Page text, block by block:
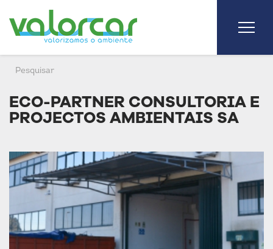
ECO-PARTNER CONSULTORIA E
PROJECTOS AMBIENTAIS SA